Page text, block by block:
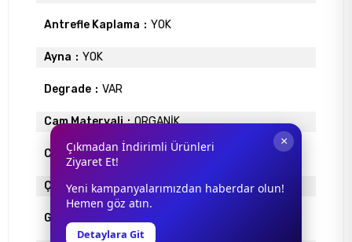
Antrefle Kaplama YOK
Ayna YOK
Degrade VAR
Cam Materyali ORGANİK
Cam Rengi SİYAH
Çerçeve Materyali ASETAT
Gövde Rengi
×
Çıkmadan İndirimli Ürünleri
Ziyaret Et!
Yeni kampanyalarımızdan haberdar olun!
Hemen göz atın.
Detaylara Git